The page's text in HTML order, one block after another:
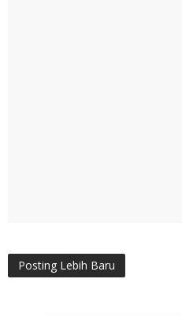
Posting Lebih Baru